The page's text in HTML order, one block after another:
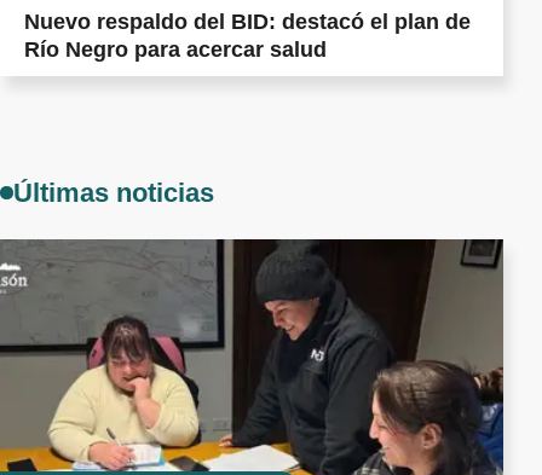
Nuevo respaldo del BID: destacó el plan de
Río Negro para acercar salud
Últimas noticias